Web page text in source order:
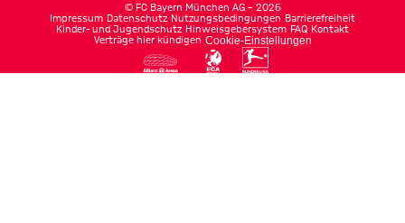
© FC Bayern München AG – 2026
Impressum Datenschutz Nutzungsbedingungen Barrierefreiheit
Kinder- und Jugendschutz Hinweisgebersystem FAQ Kontakt
Verträge hier kündigen Cookie-Einstellungen